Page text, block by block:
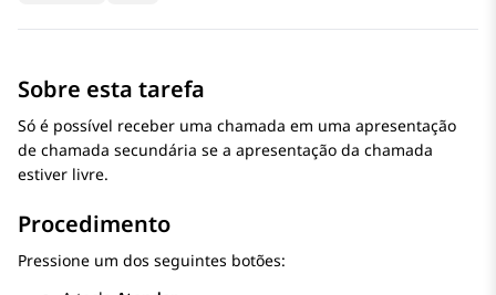
Sobre esta tarefa
Só é possível receber uma chamada em uma apresentação
de chamada secundária se a apresentação da chamada
estiver livre.
Procedimento
Pressione um dos seguintes botões: